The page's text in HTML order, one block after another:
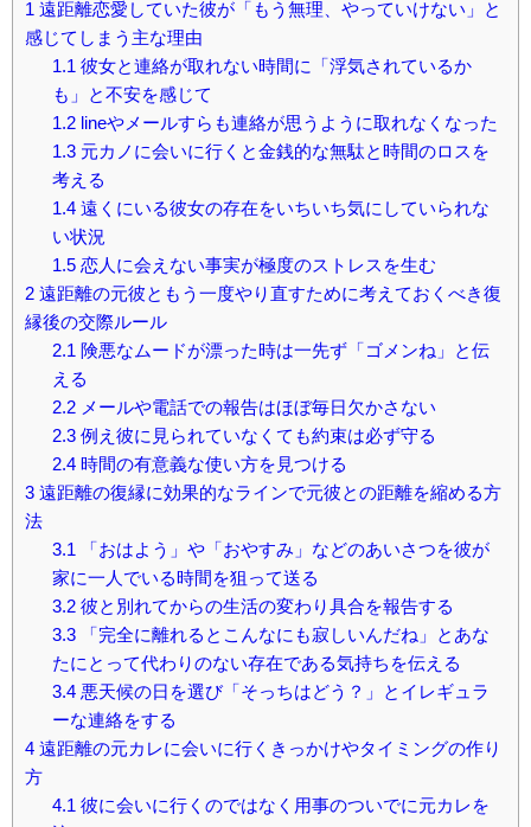
1 遠距離恋愛していた彼が「もう無理、やっていけない」と
感じてしまう主な理由
1.1 彼女と連絡が取れない時間に「浮気されているか
も」と不安を感じて
1.2lineやメールすらも連絡が思うように取れなくなった
1.3元カノに会いに行くと金銭的な無駄と時間のロスを
考える
1.4遠くにいる彼女の存在をいちいち気にしていられな
い状況
1.5恋人に会えない事実が極度のストレスを生む
2 遠距離の元彼ともう一度やり直すために考えておくべき復
縁後の交際ルール
2.1 険悪なムードが漂った時は一先ず「ゴメンね」と伝
える
2.2メールや電話での報告はほぼ毎日欠かさない
2.3例え彼に見られていなくても約束は必ず守る
2.4時間の有意義な使い方を見つける
3 遠距離の復縁に効果的なラインで元彼との距離を縮める方
法
3.1
「おはよう」や「おやすみ」などのあいさつを彼が
家に一人でいる時間を狙って送る
3.2彼と別れてからの生活の変わり具合を報告する
3.3「完全に離れるとこんなにも寂しいんだね」とあな
たにとって代わりのない存在である気持ちを伝える
3.4悪天候の日を選び「そっちはどう？」とイレギュラ
ーな連絡をする
4 遠距離の元カレに会いに行くきっかけやタイミングの作り
方
4.1 彼に会いに行くのではなく用事のついでに元カレを